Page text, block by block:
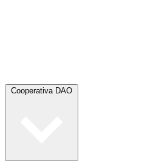
Cooperativa DAO